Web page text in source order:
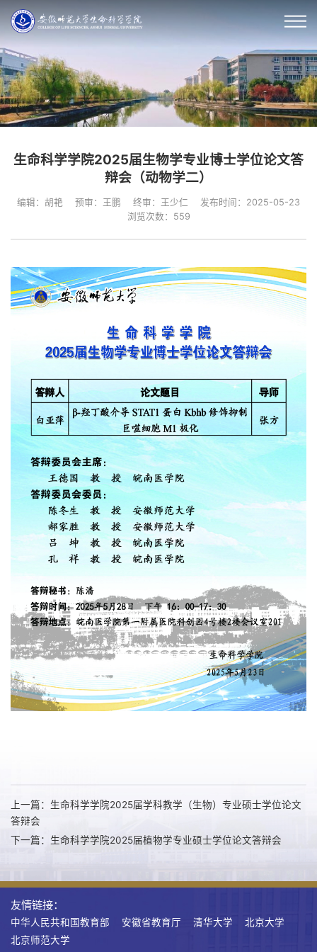
生命科学学院2025届生物学专业博士学位论文答
辩会（动物学二）
编辑：胡艳 预审：王鹏 终审：王少仁
发布时间：2025-05-23
浏览次数： 559
上一篇：生命科学学院2025届学科教学（生物）专业硕士学位论文
答辩会
下一篇：生命科学学院2025届植物学专业硕士学位论文答辩会
友情链接：
中华人民共和国教育部 安徽省教育厅 清华大学
北京大学
北京师范大学